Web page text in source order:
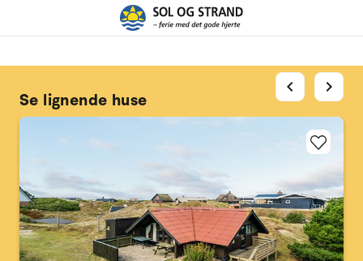
Se lignende huse
chevron_left chevron_right